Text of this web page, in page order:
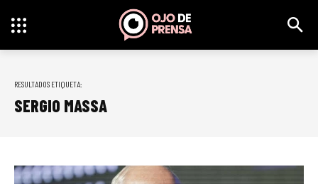
RESULTADOS ETIQUETA:
SERGIO MASSA